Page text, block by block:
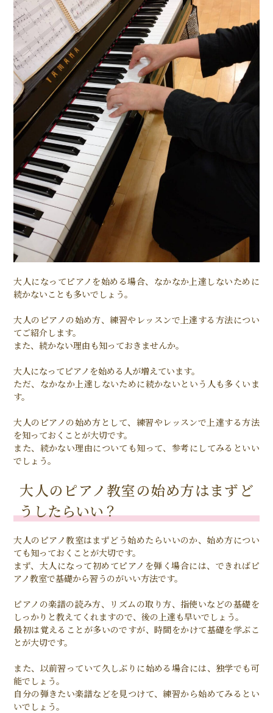
大人になってピアノを始める場合、なかなか上達しないために
続かないことも多いでしょう。
大人のピアノの始め方、練習やレッスンで上達する方法につい
てご紹介します。
また、続かない理由も知っておきませんか。
大人になってピアノを始める人が増えています。
ただ、なかなか上達しないために続かないという人も多くいま
す。
大人のピアノの始め方として、練習やレッスンで上達する方法
を知っておくことが大切です。
また、続かない理由についても知って、参考にしてみるといい
でしょう。
大人のピアノ教室の始め方はまずど
うしたらいい？
大人のピアノ教室はまずどう始めたらいいのか、始め方につい
ても知っておくことが大切です。
まず、大人になって初めてピアノを弾く場合には、できればピ
アノ教室で基礎から習うのがいい方法です。
ピアノの楽譜の読み方、リズムの取り方、指使いなどの基礎を
しっかりと教えてくれますので、後の上達も早いでしょう。
最初は覚えることが多いのですが、時間をかけて基礎を学ぶこ
とが大切です。
また、以前習っていて久しぶりに始める場合には、独学でも可
能でしょう。
自分の弾きたい楽譜などを見つけて、練習から始めてみるとい
いでしょう。